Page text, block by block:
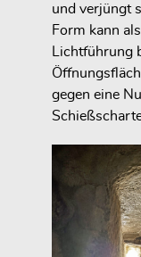
und verjüngt
Form kann
Lichtführung
gegen eine